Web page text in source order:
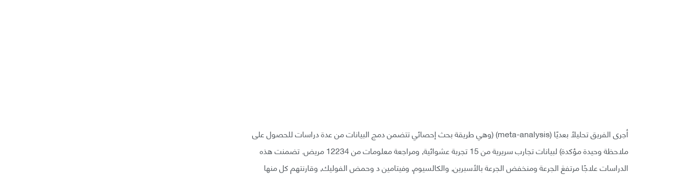
أجرى الفريق تحليلًا بعديًا (meta-analysis) (وهي طريقة بحث إحصائي تتضمن دمج البيانات من عدة دراسات للحصول على
ملاحظة وحيدة مؤكدة) لبيانات تجارب سريرية من 15 تجربة عشوائية, ومراجعة معلومات من 12234 مريض. تضمنت هذه
الدراسات علاجًا مرتفعَ الجرعة ومنخفض الجرعة بالأسبرين, والكالسيوم, وفيتامين د وحمض الفوليك, وقارنتهم كل منها